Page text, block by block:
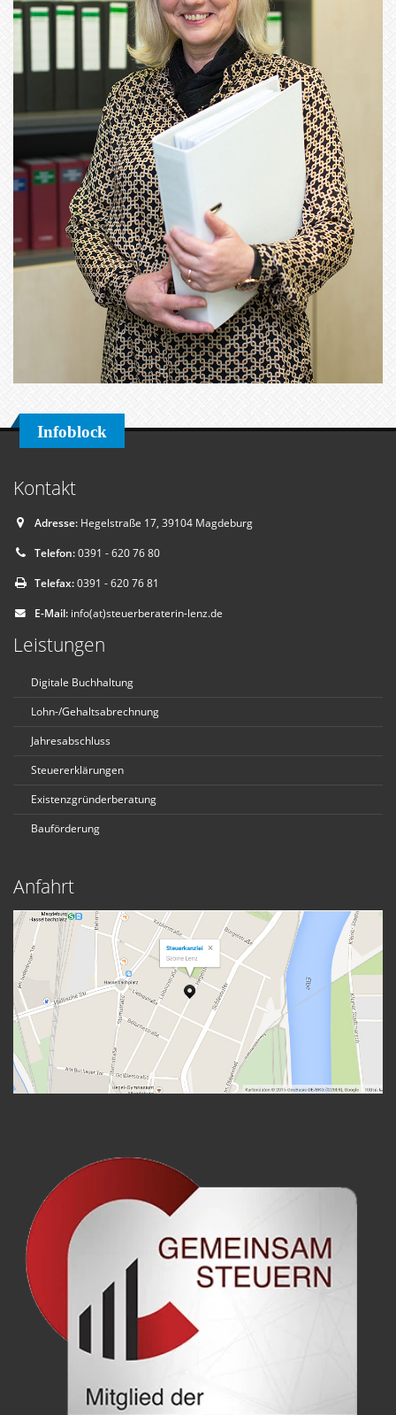
Infoblock
Kontakt
Adresse: Hegelstraße 17, 39104 Magdeburg
Telefon:0391 - 620 76 80
Telefax:0391 - 620 76 81
E-Mail: info(at)steuerberaterin-lenz.de
Leistungen
Digitale Buchhaltung
Lohn-/Gehaltsabrechnung
Jahresabschluss
Steuererklärungen
Existenzgründerberatung
Bauförderung
Anfahrt